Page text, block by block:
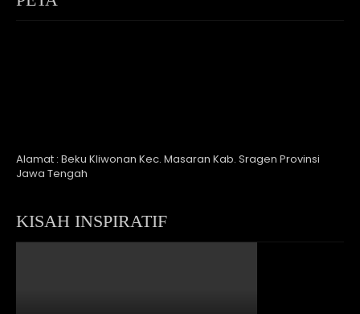
Alamat : Beku Kliwonan Kec. Masaran Kab. Sragen Provinsi
Jawa Tengah
KISAH INSPIRATIF